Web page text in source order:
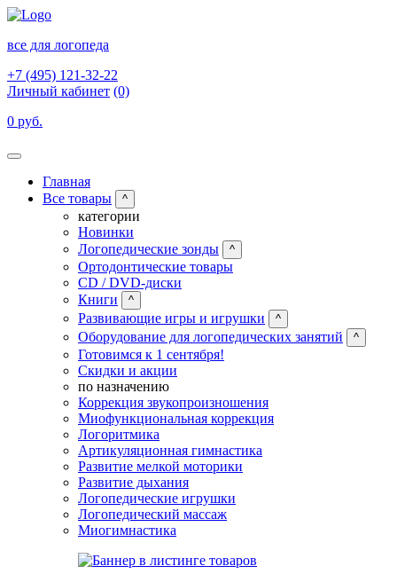
все для логопеда
+7 (495) 121-32-22
Личный кабинет (0)
0 руб.
Главная
Все товары
^
категории
Новинки
Логопедические зонды
^
Ортодонтические товары
CD / DVD-диски
Книги
^
Развивающие игры и игрушки ^
Оборудование для логопедических занятий ^
Готовимся к 1 сентября!
Скидки и акции
по назначению
Коррекция звукопроизношения
Миофункциональная коррекция
Логоритмика
Артикуляционная гимнастика
Развитие мелкой моторики
Развитие дыхания
Логопедические игрушки
Логопедический массаж
Миогимнастика